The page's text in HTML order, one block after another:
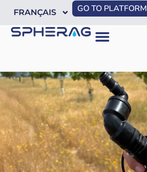
FRANÇAIS GO TO PLATFORM